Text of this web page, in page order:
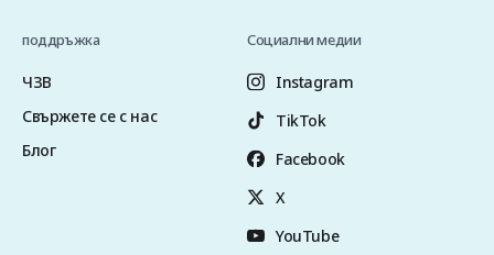
поддръжка
ЧЗВ
Свържете се с нас
Блог
Социални медии
Instagram
TikTok
Facebook
X
YouTube